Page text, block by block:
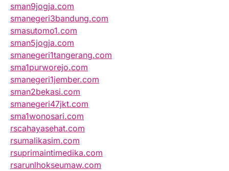
sman9jogja.com
smanegeri3bandung.com
smasutomo1.com
sman5jogja.com
smanegeri1tangerang.com
sma1purworejo.com
smanegeri1jember.com
sman2bekasi.com
smanegeri47jkt.com
sma1wonosari.com
rscahayasehat.com
rsumalikasim.com
rsuprimaintimedika.com
rsarunlhokseumaw.com